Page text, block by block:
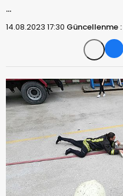
…
14.08.2023 17:30 Güncellenme :